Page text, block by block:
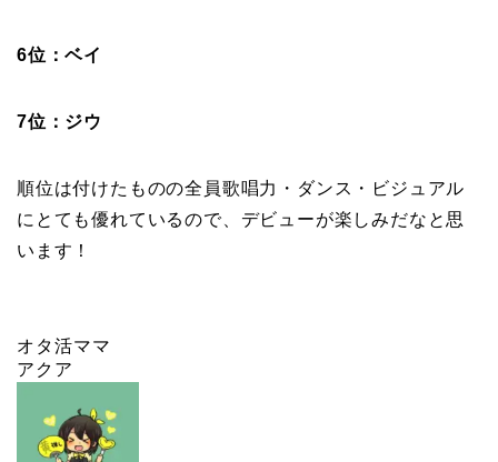
6位：ベイ
7位：ジウ
順位は付けたものの全員歌唱力・ダンス・ビジュアル
にとても優れているので、デビューが楽しみだなと思
います！
オタ活ママ
アクア